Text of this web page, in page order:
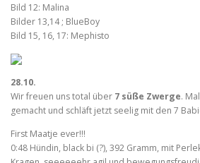
Bild 12: Malina
Bilder 13,14 ; BlueBoy
Bild 15, 16, 17: Mephisto
28.10.
Wir freuen uns total über 7 süße Zwerge.
gemacht und schläft jetzt seelig mit den 7
First Maatje ever!!!
0:48 Hündin, black bi (?), 392 Gramm, mit